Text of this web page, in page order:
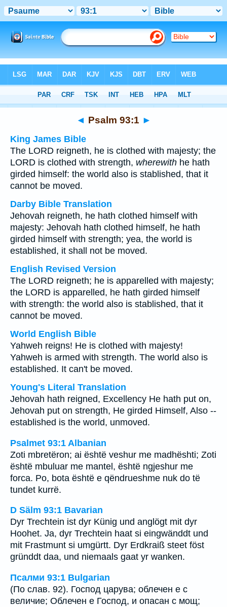
> Psalm 93:1
◄ Psalm 93:1 ►
King James Bible
The LORD reigneth, he is clothed with majesty; the
LORD is clothed with strength, wherewith he hath
girded himself: the world also is stablished, that it
cannot be moved.
Darby Bible Translation
Jehovah reigneth, he hath clothed himself with
majesty: Jehovah hath clothed himself, he hath
girded himself with strength; yea, the world is
established, it shall not be moved.
English Revised Version
The LORD reigneth; he is apparelled with majesty;
the LORD is apparelled, he hath girded himself
with strength: the world also is stablished, that it
cannot be moved.
World English Bible
Yahweh reigns! He is clothed with majesty!
Yahweh is armed with strength. The world also is
established. It can't be moved.
Young's Literal Translation
Jehovah hath reigned, Excellency He hath put on,
Jehovah put on strength, He girded Himself, Also --
established is the world, unmoved.
Psalmet 93:1 Albanian
Zoti mbretëron; ai është veshur me madhështi; Zoti
është mbuluar me mantel, është ngjeshur me
forca. Po, bota është e qëndrueshme nuk do të
tundet kurrë.
D Sälm 93:1 Bavarian
Dyr Trechtein ist dyr Künig und anglögt mit dyr
Hoohet. Ja, dyr Trechtein haat si eingwänddt und
mit Frastmunt si umgürtt. Dyr Erdkraiß steet föst
gründdt daa, und niemaals gaat yr wanken.
Псалми 93:1 Bulgarian
(По слав. 92). Господ царува; облечен е с
величие; Облечен е Господ, и опасан с мощ;